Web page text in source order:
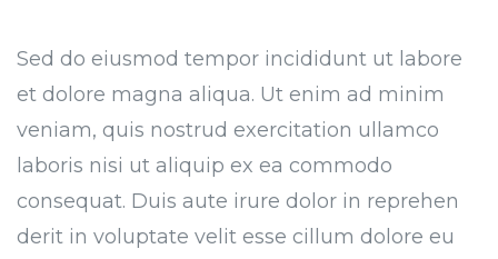
Sed do eiusmod tempor incididunt ut labore
et dolore magna aliqua. Ut enim ad minim
veniam, quis nostrud exercitation ullamco
laboris nisi ut aliquip ex ea commodo
consequat. Duis aute irure dolor in reprehen
derit in voluptate velit esse cillum dolore eu